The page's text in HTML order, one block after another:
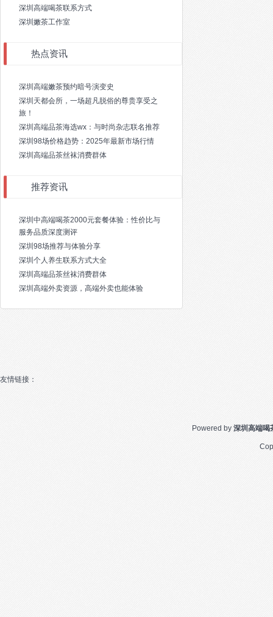
深圳高端喝茶联系方式
深圳嫩茶工作室
热点资讯
深圳高端嫩茶预约暗号演变史
深圳天都会所，一场超凡脱俗的尊贵享受之
旅！
深圳高端品茶海选wx：与时尚杂志联名推荐
深圳98场价格趋势：2025年最新市场行情
深圳高端品茶丝袜消费群体
推荐资讯
深圳中高端喝茶2000元套餐体验：性价比与
服务品质深度测评
深圳98场推荐与体验分享
深圳个人养生联系方式大全
深圳高端品茶丝袜消费群体
深圳高端外卖资源，高端外卖也能体验
友情链接：
Powered by 深圳高端喝